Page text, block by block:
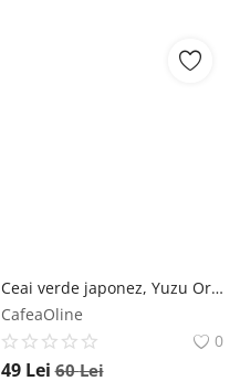
Ceai verde japonez, Yuzu Organic 60g - Default Title Moya
CafeaOline
0
49 Lei 60Lei